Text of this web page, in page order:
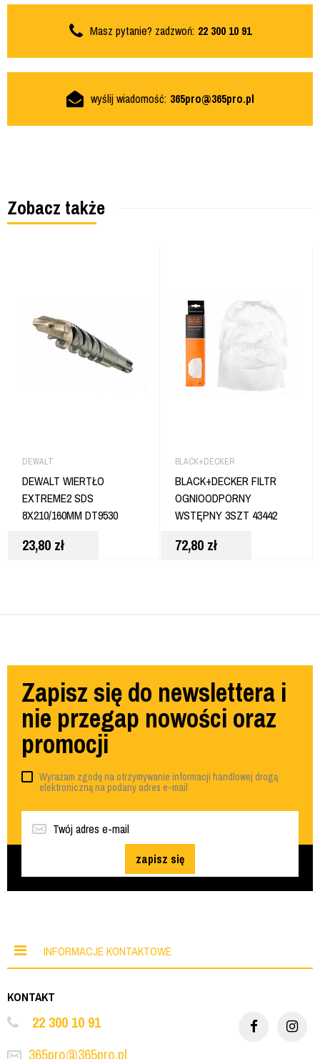
Masz pytanie? zadzwoń: 22 300 10 91
wyślij wiadomość: 365pro@365pro.pl
Zobacz także
DEWALT
DEWALT WIERTŁO
EXTREME2 SDS
8X210/160MM DT9530
23,80 zł
BLACK+DECKER
BLACK+DECKER FILTR
OGNIOODPORNY
WSTĘPNY 3SZT 43442
72,80 zł
Zapisz się do newslettera i
nie przegap nowości oraz
promocji
Wyrażam zgodę na otrzymywanie informacji handlowej drogą
elektroniczną na podany adres e-mail
zapisz się
INFORMACJE KONTAKTOWE
KONTAKT
22 300 10 91
365pro@365pro.pl